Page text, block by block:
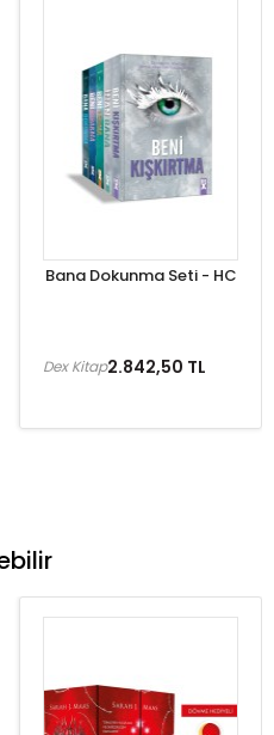
Bana Dokunma Seti - HC
2.842,50 TL
Dex Kitap